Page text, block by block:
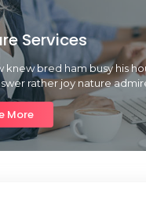
Services
knew bred ham busy his
rather joy nature
More